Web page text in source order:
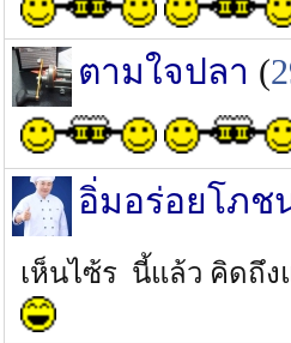
ตามใจปลา (
อิ่มอร่อยโภช
เห็นไซ้ร นี้แล้ว คิดถึง